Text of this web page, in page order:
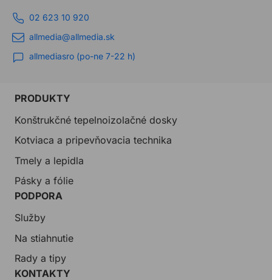
02 623 10 920
allmedia@allmedia.sk
allmediasro (po-ne 7-22 h)
PRODUKTY
Konštrukčné tepelnoizolačné dosky
Kotviaca a pripevňovacia technika
Tmely a lepidla
Pásky a fólie
PODPORA
Služby
Na stiahnutie
Rady a tipy
KONTAKTY